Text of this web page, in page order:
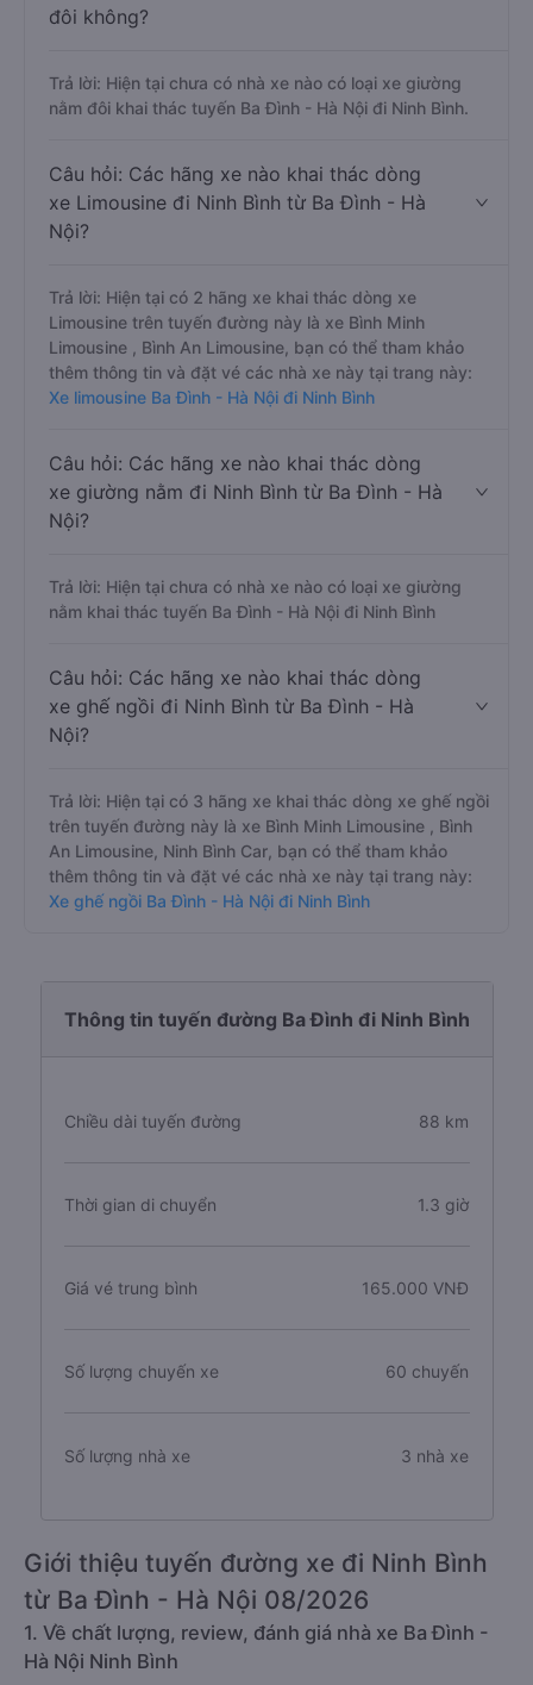
đôi không?
Trả lời: Hiện tại chưa có nhà xe nào có loại xe giường
nằm đôi khai thác tuyến Ba Đình - Hà Nội đi Ninh Bình.
Câu hỏi: Các hãng xe nào khai thác dòng
xe Limousine đi Ninh Bình từ Ba Đình - Hà
Nội?
Trả lời: Hiện tại có 2 hãng xe khai thác dòng xe
Limousine trên tuyến đường này là xe Bình Minh
Limousine , Bình An Limousine, bạn có thể tham khảo
thêm thông tin và đặt vé các nhà xe này tại trang này:
Xe limousine Ba Đình - Hà Nội đi Ninh Bình
Câu hỏi: Các hãng xe nào khai thác dòng
xe giường nằm đi Ninh Bình từ Ba Đình - Hà
Nội?
Trả lời: Hiện tại chưa có nhà xe nào có loại xe giường
nằm khai thác tuyến Ba Đình - Hà Nội đi Ninh Bình
Câu hỏi: Các hãng xe nào khai thác dòng
xe ghế ngồi đi Ninh Bình từ Ba Đình - Hà
Nội?
Trả lời: Hiện tại có 3 hãng xe khai thác dòng xe ghế ngồi
trên tuyến đường này là xe Bình Minh Limousine , Bình
An Limousine, Ninh Bình Car, bạn có thể tham khảo
thêm thông tin và đặt vé các nhà xe này tại trang này:
Xe ghế ngồi Ba Đình - Hà Nội đi Ninh Bình
Thông tin tuyến đường Ba Đình đi Ninh Bình
Chiều dài tuyến đường 88 km
Thời gian di chuyển 1.3 giờ
Giá vé trung bình 165.000 VNĐ
Số lượng chuyến xe 60 chuyến
Số lượng nhà xe 3 nhà xe
Giới thiệu tuyến đường xe đi Ninh Bình
từ Ba Đình - Hà Nội 08/2026
1. Về chất lượng, review, đánh giá nhà xe Ba Đình -
Hà Nội Ninh Bình